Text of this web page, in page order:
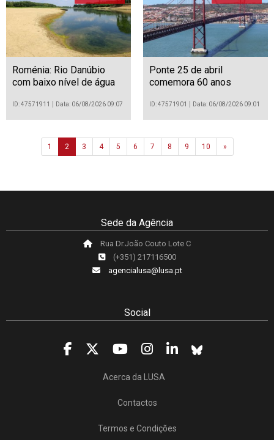
Roménia: Rio Danúbio
com baixo nível de água
ID: 47571911 Data: 06/08/2026 09:07
Ponte 25 de abril
comemora 60 anos
ID: 47571901 Data: 06/08/2026 09:01
1 2 3 4 5 6 7 8 9 10 »Next
Sede da Agência
Rua Dr.João Couto Lote C
(+351) 217116500
agencialusa@lusa.pt
Social
Acerca da LUSA
Contactos
Termos e Condições